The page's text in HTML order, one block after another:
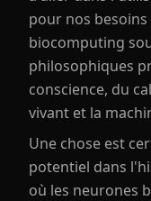
pour nos
biocomputing
philosophiques
conscience, du
vivant et la
Une chose est
potentiel dans
où les neurones